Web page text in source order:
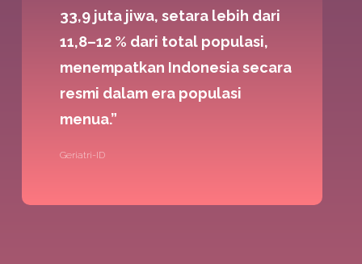
33,9 juta jiwa, setara lebih dari
11,8–12 % dari total populasi,
menempatkan Indonesia secara
resmi dalam era populasi
menua.”
Geriatri-ID